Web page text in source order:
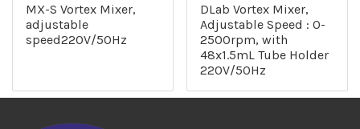
MX-S Vortex Mixer,
adjustable
speed220V/50Hz
DLab Vortex Mixer,
Adjustable Speed : 0-
2500rpm, with
48x1.5mL Tube Holder
220V/50Hz